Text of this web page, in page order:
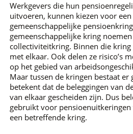
Werkgevers die hun
uitvoeren, kunnen kiezen voor
gemeenschappelijke
gemeenschappelijke kring
collectiviteitkring. Binnen die
met elkaar. Ook delen ze risico’s
op het gebied van
Maar tussen de kringen bestaat
betekent dat de beleggingen van
van elkaar gescheiden zijn. Dus
gebruikt voor pensioenuitkeringen
een betreffende kring.